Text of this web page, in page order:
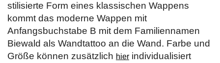
stilisierte Form eines klassischen Wappens
kommt das moderne Wappen mit
Anfangsbuchstabe B mit dem Familiennamen
Biewald als Wandtattoo an die Wand. Farbe und
Größe können zusätzlich hier individualisiert